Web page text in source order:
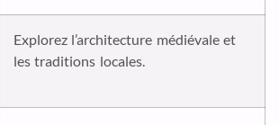
Explorez l’architecture médiévale et
les traditions locales.